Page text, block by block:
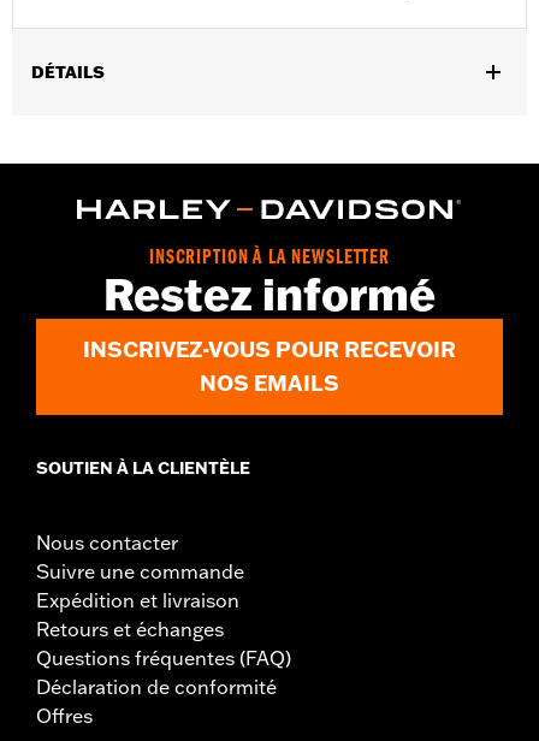
DÉTAILS
Vendu à l'unité:Chaque
Le retrait et l'installation de caches moteur peuvent
nécessiter l'achat de nouveaux joints. Rendez-vous chez
votre concessionnaire pour plus d'informations.
INSCRIPTION À LA NEWSLETTER
Restez informé
INSCRIVEZ-VOUS POUR RECEVOIR
NOS EMAILS
SOUTIEN À LA CLIENTÈLE
Nous contacter
Suivre une commande
Expédition et livraison
Retours et échanges
Questions fréquentes (FAQ)
Déclaration de conformité
Offres